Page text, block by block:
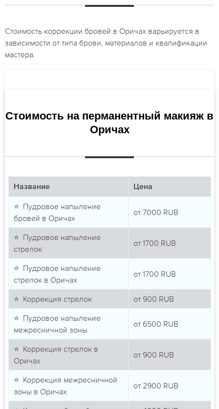
Стоимость коррекции бровей в Оричах варьируется в
зависимости от типа брови, материалов и квалификации
мастера.
Стоимость на перманентный макияж в
Оричах
Название Цена
⭐ Пудровое напыление
бровей в Оричах
от 7000 RUB
⭐ Пудровое напыление
стрелок
от 1700 RUB
⭐ Пудровое напыление
стрелок в Оричах
от 1700 RUB
⭐ Коррекция стрелок от 900 RUB
⭐ Пудровое напыление
межресничной зоны
от 6500 RUB
⭐ Коррекция стрелок в
Оричах
от 900 RUB
⭐ Коррекция межресничной
зоны в Оричах
от 2900 RUB